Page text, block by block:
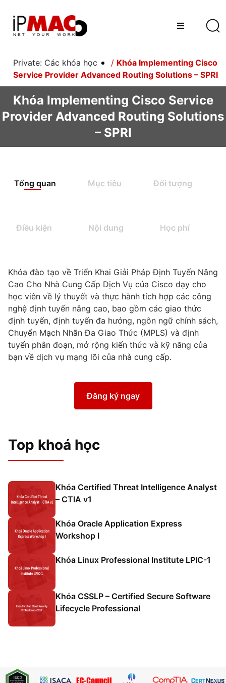
Private: Các khóa học / Khóa Implementing Cisco
Service Provider Advanced Routing Solutions – SPRI
Khóa Implementing Cisco Service
Provider Advanced Routing Solutions
– SPRI
Tổng quan Mục tiêu Đối tượng
Điều kiện Nội dung Học phí
Khóa đào tạo về Triển Khai Giải Pháp Định Tuyến Nâng
Cao Cho Nhà Cung Cấp Dịch Vụ của Cisco dạy cho
học viên về lý thuyết và thực hành tích hợp các công
nghệ định tuyến nâng cao, bao gồm các giao thức
định tuyến, định tuyến đa hướng, ngôn ngữ chính sách,
Chuyển Mạch Nhãn Đa Giao Thức (MPLS) và định
tuyến phân đoạn, mở rộng kiến ​​thức và kỹ năng của
bạn về dịch vụ mạng lõi của nhà cung cấp.
Đăng ký ngay
Top khoá học
Khóa Certified Threat Intelligence Analyst
– CTIA v1
Khóa Oracle Application Express
Workshop I
Khóa Linux Professional Institute LPIC-1
Khóa CSSLP – Certified Secure Software
Lifecycle Professional